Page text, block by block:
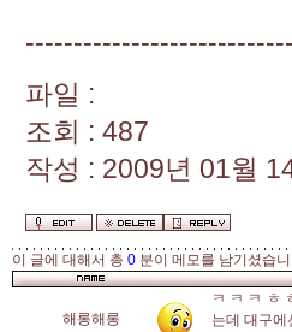
파일 :
조회 : 487
작성 : 2009년 01월
이 글에 대해서 총 0 분이 메모를 남기셨습
해롱해롱
ㅋ ㅋ ㅋ ㅎ
는데 대구